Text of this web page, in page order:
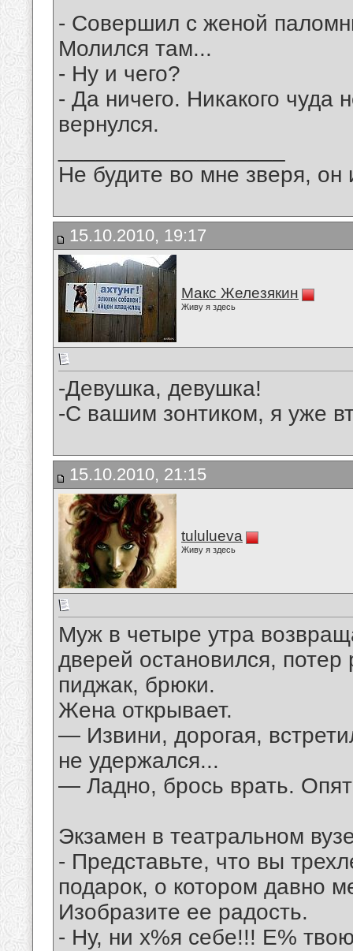
- Совершил с женой
Молился там...
- Ну и чего?
- Да ничего. Никакого чуда
вернулся.
Не будите во мне зверя, он
15.10.2010, 19:17
Макс Железякин
Живу я здесь
-Девушка, девушка!
-С вашим зонтиком, я уже
15.10.2010, 21:15
tululueva
Живу я здесь
Муж в четыре утра
дверей остановился,
пиджак, брюки.
Жена открывает.
— Извини, дорогая,
не удержался...
— Ладно, брось врать.
Экзамен в театральном
- Представьте, что вы
подарок, о котором давно
Изобразите ее радость.
- Ну, ни х%я себе!!! Е%